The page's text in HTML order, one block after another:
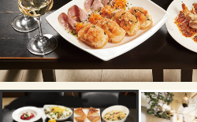
最大60名まで入れる空間は貴重！大人数の歓送迎
奥には12名まで利用可能の個室もあります。